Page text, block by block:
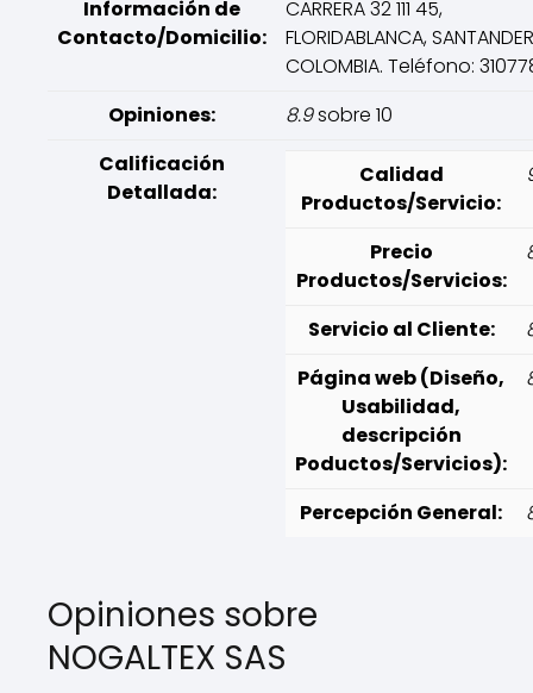
Información de
Contacto/Domicilio:
CARRERA 32 111 45,
FLORIDABLANCA,
COLOMBIA. Teléfono:
Opiniones:
8.9sobre 10
Calificación
Detallada:
Calidad
Productos/Servicio:
Precio
Productos/Servicios:
Servicio al Cliente:
Página web (Diseño,
Usabilidad,
descripción
Poductos/Servicios):
Percepción General:
Opiniones sobre
NOGALTEX SAS